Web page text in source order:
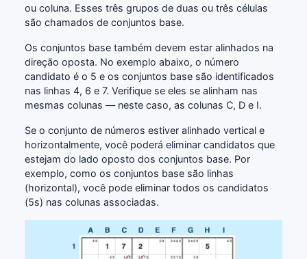
ou coluna. Esses três grupos de duas ou três células
são chamados de conjuntos base.
Os conjuntos base também devem estar alinhados na
direção oposta. No exemplo abaixo, o número
candidato é o 5 e os conjuntos base são identificados
nas linhas 4, 6 e 7. Verifique se eles se alinham nas
mesmas colunas — neste caso, as colunas C, D e I.
Se o conjunto de números estiver alinhado vertical e
horizontalmente, você poderá eliminar candidatos que
estejam do lado oposto dos conjuntos base. Por
exemplo, como os conjuntos base são linhas
(horizontal), você pode eliminar todos os candidatos
(5s) nas colunas associadas.